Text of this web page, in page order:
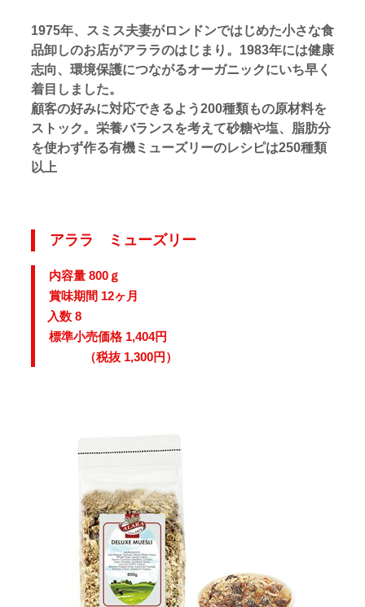
1975年、スミス夫妻がロンドンではじめた小さな食
品卸しのお店がアララのはじまり。1983年には健康
志向、環境保護につながるオーガニックにいち早く
着目しました。
顧客の好みに対応できるよう200種類もの原材料を
ストック。栄養バランスを考えて砂糖や塩、脂肪分
を使わず作る有機ミューズリーのレシピは250種類
以上
アララ ミューズリー
内容量 800ｇ
賞味期間 12ヶ月
入数 8
標準小売価格 1,404円
（税抜 1,300円）